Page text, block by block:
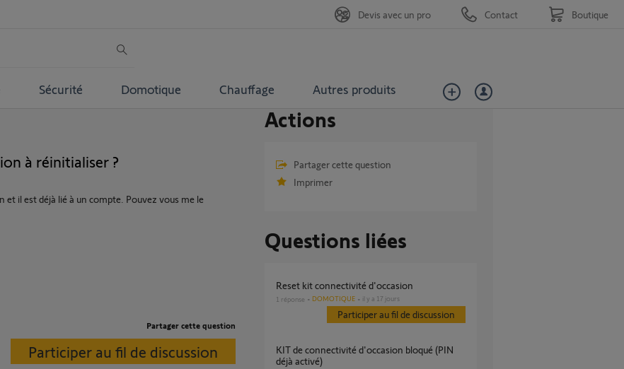
Sécurité Domotique Chauffage Autres produits
Devis avec un pro Contact Boutique
à réinitialiser ?
il est déjà lié à un compte. Pouvez vous me le
Partager cette question
Participer au fil de discussion
Actions
Partager cette question
Imprimer
Questions liées
Reset kit connectivité d'occasion
1 réponse DOMOTIQUE il y a 17 jours
Participer au fil de discussion
KIT de connectivité d'occasion bloqué (PIN
déjà activé)